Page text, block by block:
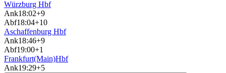
Würzburg Hbf
Ank18:02+9
Abf18:04+10
Aschaffenburg Hbf
Ank18:46+9
Abf19:00+1
Frankfurt(Main)Hbf
Ank19:29+5